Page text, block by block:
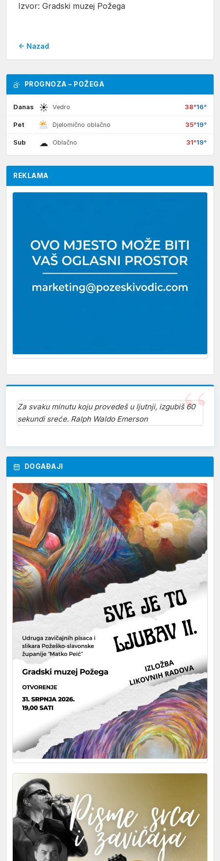
Izvor: Gradski muzej Požega
← Nazad
PROGNOZA – POŽEGA
Danas ☀ Vedro 38°16°
Pet Djelomično oblačno 35°19°
Sub ☁ Oblačno 31°19°
REKLAMA
Za svaku minutu koju provedeš u ljutnji, izgubiš 60
sekundi sreće. Ralph Waldo Emerson
DOGAĐAJI